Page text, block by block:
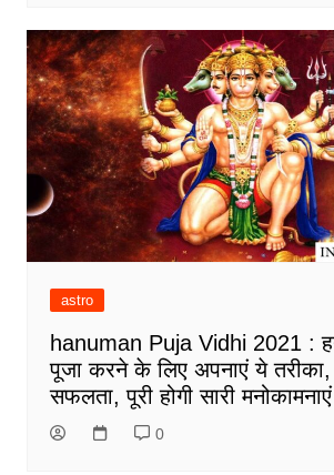
astro
hanuman Puja Vidhi 2021 :
पूजा करने के लिए अपनाएं ये तरीका,
सफलता, पूरी होगी सारी मनोकामनाएं
0